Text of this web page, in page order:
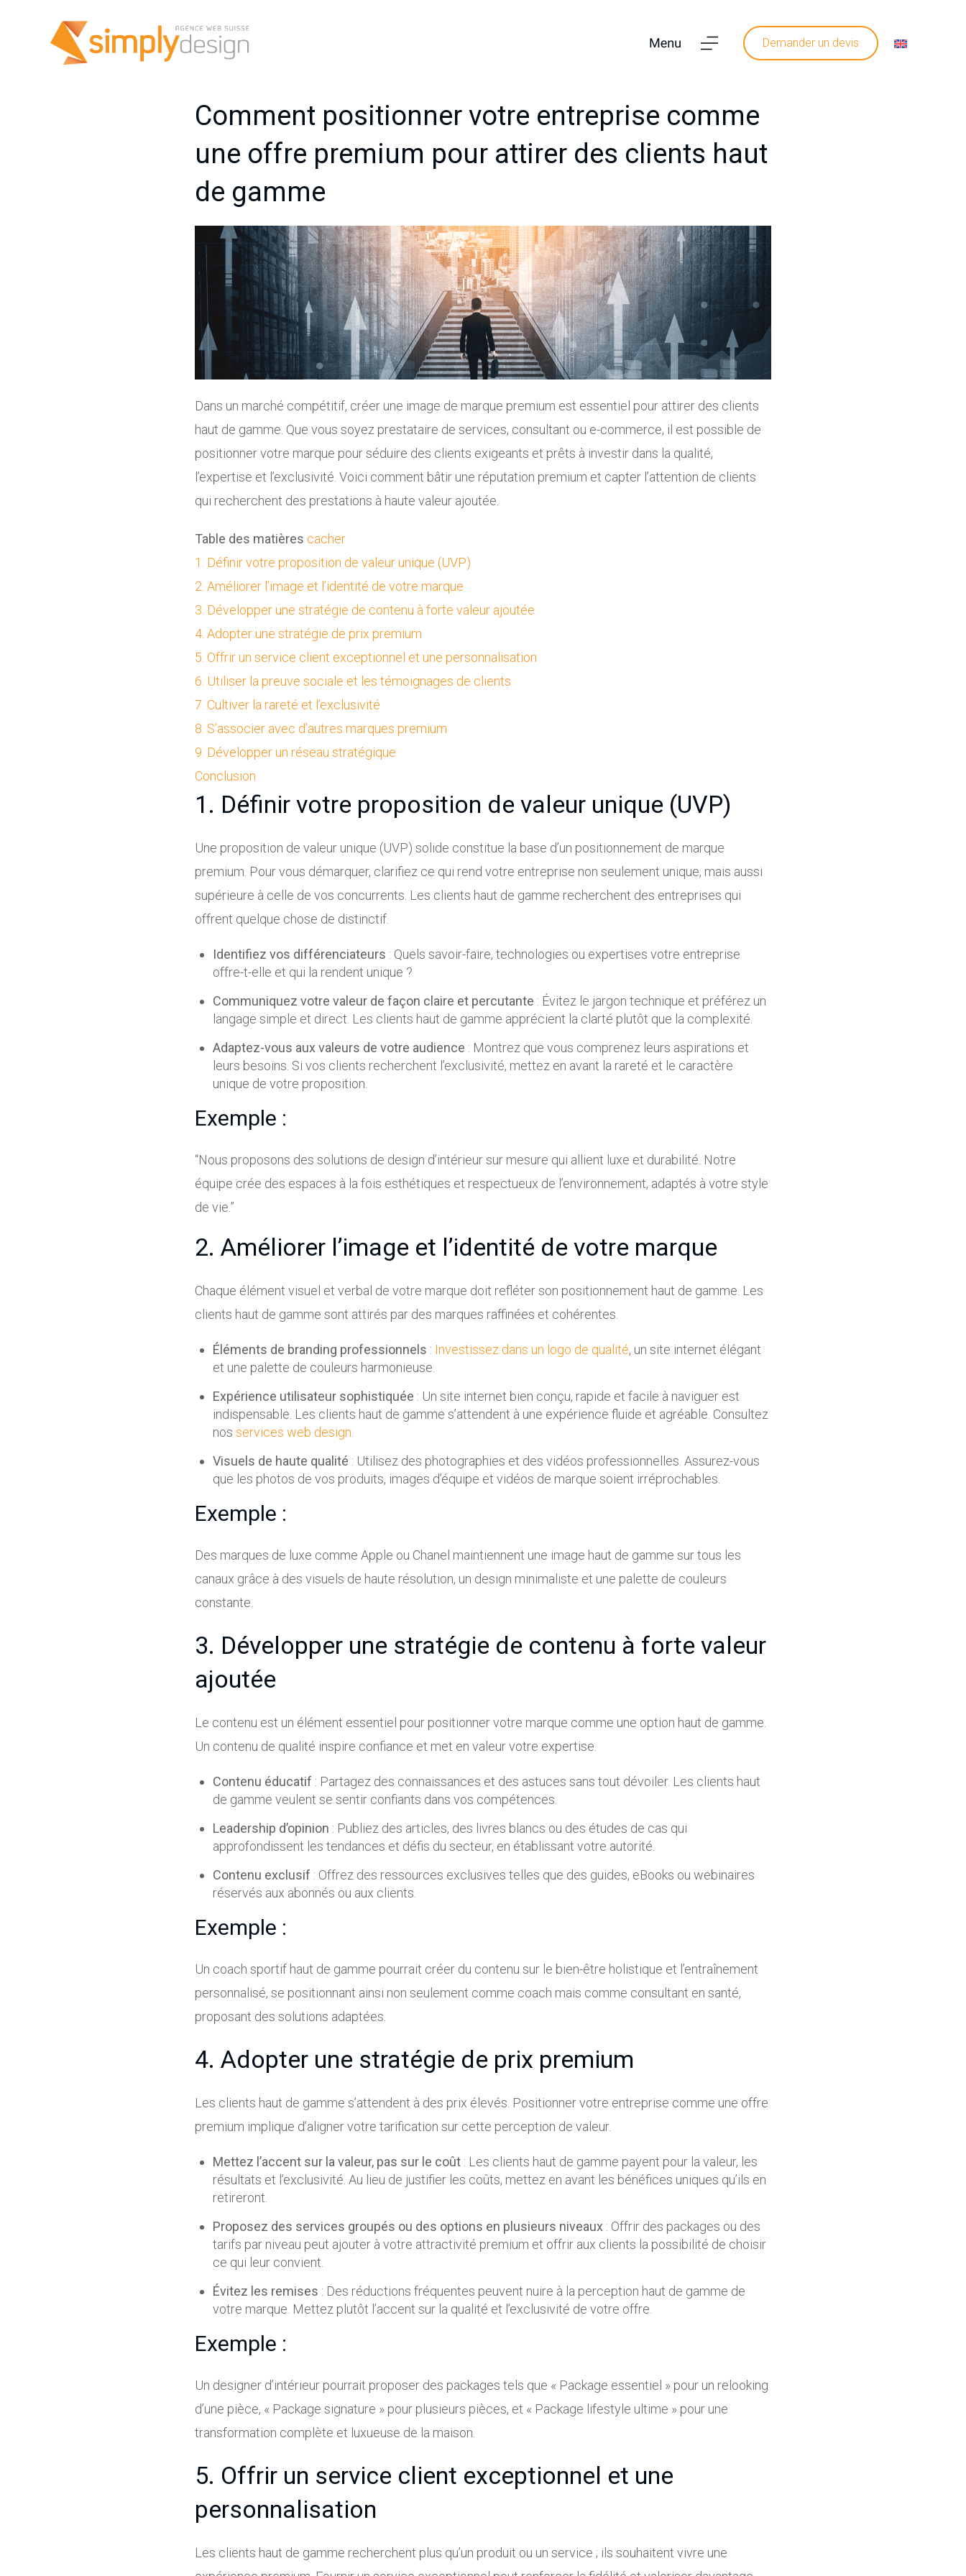
Demander un devis
Comment positionner votre entreprise comme
une offre premium pour attirer des clients haut
de gamme
Dans un marché compétitif, créer une image de marque premium est essentiel pour attirer des clients
haut de gamme. Que vous soyez prestataire de services, consultant ou e-commerce, il est possible de
positionner votre marque pour séduire des clients exigeants et prêts à investir dans la qualité,
l’expertise et l’exclusivité. Voici comment bâtir une réputation premium et capter l’attention de clients
qui recherchent des prestations à haute valeur ajoutée.
Table des matières cacher
1. Définir votre proposition de valeur unique (UVP)
2. Améliorer l’image et l’identité de votre marque
3. Développer une stratégie de contenu à forte valeur ajoutée
4. Adopter une stratégie de prix premium
5. Offrir un service client exceptionnel et une personnalisation
6. Utiliser la preuve sociale et les témoignages de clients
7. Cultiver la rareté et l’exclusivité
8. S’associer avec d’autres marques premium
9. Développer un réseau stratégique
Conclusion
1. Définir votre proposition de valeur unique (UVP)
Une proposition de valeur unique (UVP) solide constitue la base d’un positionnement de marque
premium. Pour vous démarquer, clarifiez ce qui rend votre entreprise non seulement unique, mais aussi
supérieure à celle de vos concurrents. Les clients haut de gamme recherchent des entreprises qui
offrent quelque chose de distinctif.
Identifiez vos différenciateurs : Quels savoir-faire, technologies ou expertises votre entreprise
offre-t-elle et qui la rendent unique ?
Communiquez votre valeur de façon claire et percutante : Évitez le jargon technique et préférez un
langage simple et direct. Les clients haut de gamme apprécient la clarté plutôt que la complexité.
Adaptez-vous aux valeurs de votre audience : Montrez que vous comprenez leurs aspirations et
leurs besoins. Si vos clients recherchent l’exclusivité, mettez en avant la rareté et le caractère
unique de votre proposition.
Exemple :
“Nous proposons des solutions de design d’intérieur sur mesure qui allient luxe et durabilité. Notre
équipe crée des espaces à la fois esthétiques et respectueux de l’environnement, adaptés à votre style
de vie.”
2. Améliorer l’image et l’identité de votre marque
Chaque élément visuel et verbal de votre marque doit refléter son positionnement haut de gamme. Les
clients haut de gamme sont attirés par des marques raffinées et cohérentes.
Éléments de branding professionnels : Investissez dans un logo de qualité, un site internet élégant
et une palette de couleurs harmonieuse.
Expérience utilisateur sophistiquée : Un site internet bien conçu, rapide et facile à naviguer est
indispensable. Les clients haut de gamme s’attendent à une expérience fluide et agréable. Consultez
nos services web design
Visuels de haute qualité : Utilisez des photographies et des vidéos professionnelles. Assurez-vous
que les photos de vos produits, images d’équipe et vidéos de marque soient irréprochables.
Exemple :
Des marques de luxe comme Apple ou Chanel maintiennent une image haut de gamme sur tous les
canaux grâce à des visuels de haute résolution, un design minimaliste et une palette de couleurs
constante.
3. Développer une stratégie de contenu à forte valeur
ajoutée
Le contenu est un élément essentiel pour positionner votre marque comme une option haut de gamme.
Un contenu de qualité inspire confiance et met en valeur votre expertise.
Contenu éducatif : Partagez des connaissances et des astuces sans tout dévoiler. Les clients haut
de gamme veulent se sentir confiants dans vos compétences.
Leadership d’opinion : Publiez des articles, des livres blancs ou des études de cas qui
approfondissent les tendances et défis du secteur, en établissant votre autorité.
Contenu exclusif : Offrez des ressources exclusives telles que des guides, eBooks ou webinaires
réservés aux abonnés ou aux clients.
Exemple :
Un coach sportif haut de gamme pourrait créer du contenu sur le bien-être holistique et l’entraînement
personnalisé, se positionnant ainsi non seulement comme coach mais comme consultant en santé,
proposant des solutions adaptées.
4. Adopter une stratégie de prix premium
Les clients haut de gamme s’attendent à des prix élevés. Positionner votre entreprise comme une offre
premium implique d’aligner votre tarification sur cette perception de valeur.
Mettez l’accent sur la valeur, pas sur le coût: Les clients haut de gamme payent pour la valeur, les
résultats et l’exclusivité. Au lieu de justifier les coûts, mettez en avant les bénéfices uniques qu’ils en
retireront.
Proposez des services groupés ou des options en plusieurs niveaux: Offrir des packages ou des
tarifs par niveau peut ajouter à votre attractivité premium et offrir aux clients la possibilité de choisir
ce qui leur convient.
Évitez les remises : Des réductions fréquentes peuvent nuire à la perception haut de gamme de
votre marque. Mettez plutôt l’accent sur la qualité et l’exclusivité de votre offre.
Exemple :
Un designer d’intérieur pourrait proposer des packages tels que « Package essentiel » pour un relooking
d’une pièce, « Package signature » pour plusieurs pièces, et « Package lifestyle ultime » pour une
transformation complète et luxueuse de la maison.
5. Offrir un service client exceptionnel et une
personnalisation
Les clients haut de gamme recherchent plus qu’un produit ou un service ; ils souhaitent vivre une